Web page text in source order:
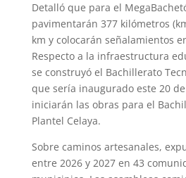
Detalló que para el
pavimentarán 377 kilómetros
km y colocarán señalamientos
Respecto a la infraestructura
se construyó el Bachillerato
que sería inaugurado este 20
iniciarán las obras para el
Plantel Celaya.
Sobre caminos artesanales,
entre 2026 y 2027 en 43